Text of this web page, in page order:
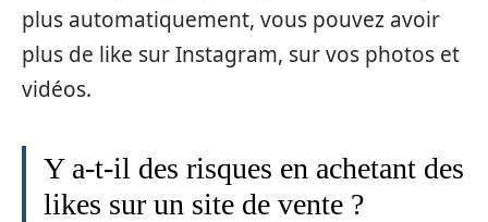
plus automatiquement, vous pouvez avoir
plus de like sur Instagram, sur vos photos et
vidéos.
Y a-t-il des risques en achetant des
likes sur un site de vente ?